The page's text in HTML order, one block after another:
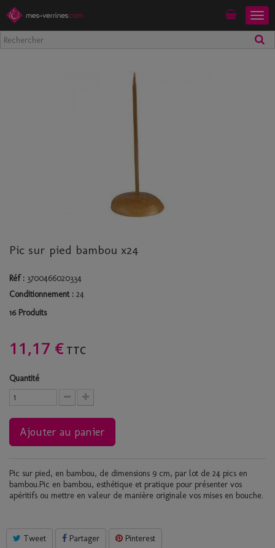
Mon compte
Pic sur pied bambou x24
Réf : 3700466020334
Conditionnement : 24
16 Produits
11,17 € TTC
Quantité
Ajouter au panier
Pic sur pied, en bambou, de dimensions 9 cm, par lot de 24 pics en
bambou.Pic en bambou, esthétique et pratique pour présenter vos
apéritifs ou mettre en valeur de manière originale vos mises en bouche.
Tweet Partager Pinterest